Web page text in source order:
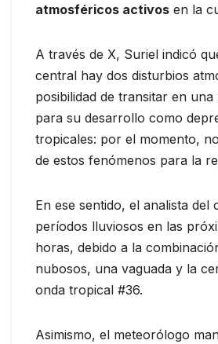
atmosféricos activos en la
A través de X, Suriel indicó
central hay dos disturbios
posibilidad de transitar en
para su desarrollo como
tropicales: por el momento,
de estos fenómenos para la
En ese sentido, el analista del
períodos lluviosos en las
horas, debido a la
nubosos, una vaguada y la
onda tropical #36.
Asimismo, el meteorólogo